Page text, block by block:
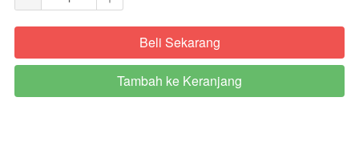
`Beli Sekarang
`
Tambah ke Keranjang